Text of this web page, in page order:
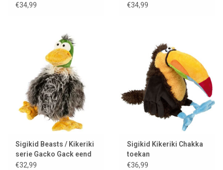
€34,99
€34,99
Sigikid Beasts / Kikeriki
serie Gacko Gack eend
€32,99
Sigikid Kikeriki Chakka
toekan
€36,99